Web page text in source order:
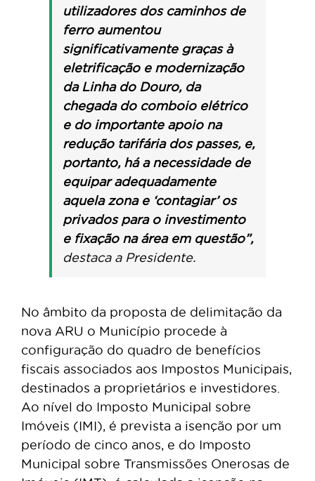
utilizadores dos caminhos de
ferro aumentou
significativamente graças à
eletrificação e modernização
da Linha do Douro, da
chegada do comboio elétrico
e do importante apoio na
redução tarifária dos passes, e,
portanto, há a necessidade de
equipar adequadamente
aquela zona e ‘contagiar’ os
privados para o investimento
e fixação na área em questão”,
destaca a Presidente.
No âmbito da proposta de delimitação da
nova ARU o Município procede à
configuração do quadro de benefícios
fiscais associados aos Impostos Municipais,
destinados a proprietários e investidores.
Ao nível do Imposto Municipal sobre
Imóveis (IMI), é prevista a isenção por um
período de cinco anos, e do Imposto
Municipal sobre Transmissões Onerosas de